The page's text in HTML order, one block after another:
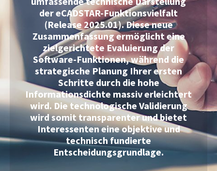
der eCADSTAR-Funktionsvielfalt
(Release 2025.01). Diese neue
Zusammenfassung ermöglicht eine
zielgerichtete Evaluierung der
Software-Funktionen, während die
strategische Planung Ihrer ersten
Schritte durch die hohe
Informationsdichte massiv erleichtert
wird. Die technologische Validierung
wird somit transparenter und bietet
Interessenten eine objektive und
technisch fundierte
Entscheidungsgrundlage.